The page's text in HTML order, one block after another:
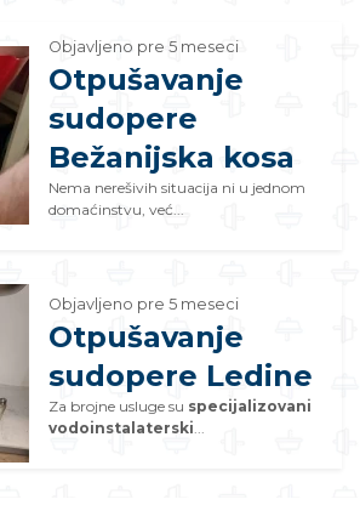
Objavljeno pre 5 meseci
Otpušavanje
sudopere
Bežanijska kosa
Nema nerešivih situacija ni u jednom
domaćinstvu, već...
Objavljeno pre 5 meseci
Otpušavanje
sudopere Ledine
Za brojne usluge su specijalizovani
vodoinstalaterski